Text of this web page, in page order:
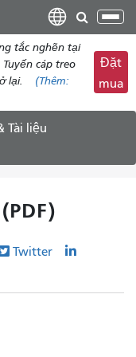
tắc nghẽn tại
cáp treo
lại.
(Thêm:
Đặt
mua
Tài liệu
Twitter